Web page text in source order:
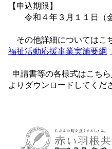
【申込期限】
令和４年３月１１日（金
その他詳細についてはこ
福祉活動応援事業実施要綱
申請書等の各様式はこちら
よりダウンロードしてくだ